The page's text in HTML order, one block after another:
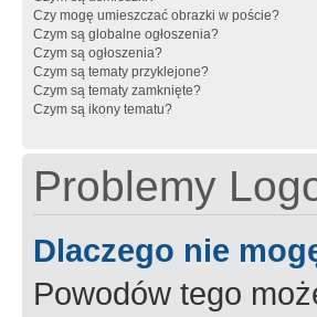
Czy mogę umieszczać obrazki w poście?
Czym są globalne ogłoszenia?
Czym są ogłoszenia?
Czym są tematy przyklejone?
Czym są tematy zamknięte?
Czym są ikony tematu?
Problemy
Dlaczego nie
Powodów tego